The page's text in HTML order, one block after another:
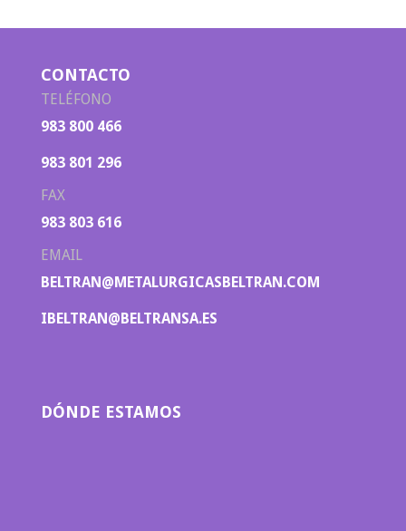
CONTACTO
TELÉFONO
983 800 466
983 801 296
FAX
983 803 616
EMAIL
BELTRAN@METALURGICASBELTRAN.COM
IBELTRAN@BELTRANSA.ES
DÓNDE ESTAMOS